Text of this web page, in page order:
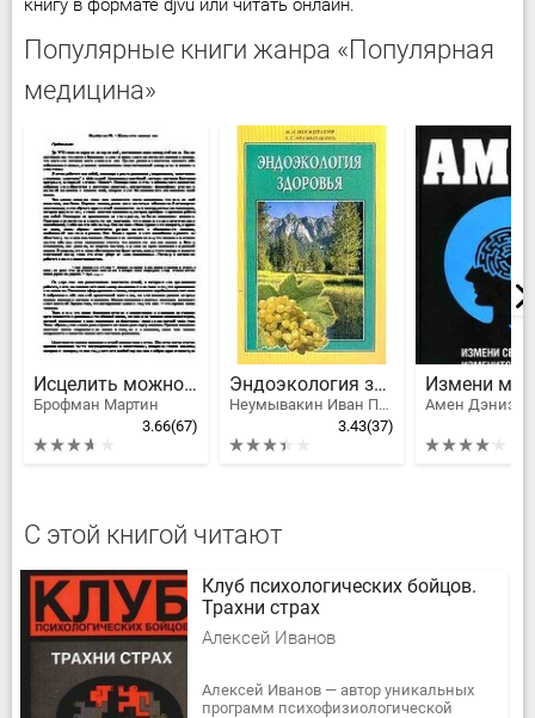
книгу в формате djvu или читать онлайн.
Популярные книги жанра «Популярная
медицина»
Исцелить можно все
Брофман Мартин
3.66(67)
Эндоэкология здоровья
Неумывакин Иван Павлович, Неумывакина Людмила Степановна
3.43(37)
Амен Дэниэл
С этой книгой читают
Клуб психологических бойцов.
Трахни страх
Алексей Иванов
Алексей Иванов — автор уникальных
программ психофизиологической